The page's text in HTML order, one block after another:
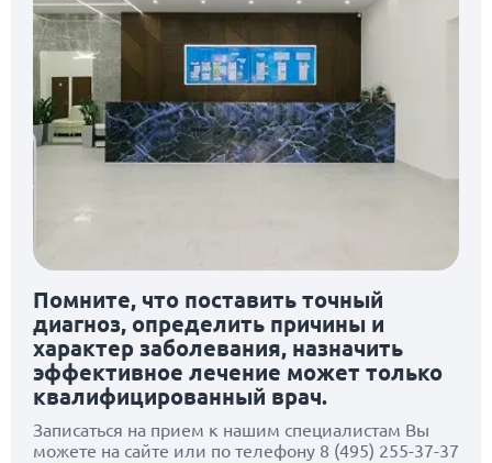
Помните, что поставить точный
диагноз, определить причины и
характер заболевания, назначить
эффективное лечение может только
квалифицированный врач.
Записаться на прием к нашим специалистам Вы
можете на сайте или по телефону 8 (495) 255-37-37